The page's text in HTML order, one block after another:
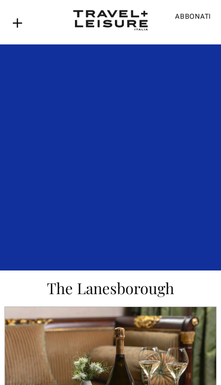
ABBONATI
The Lanesborough